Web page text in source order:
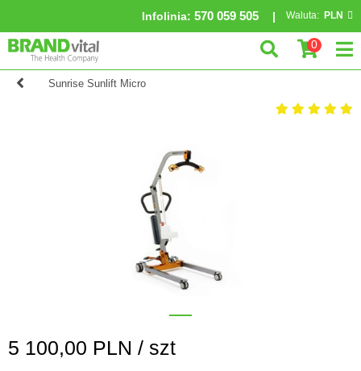
Infolinia: 570 059 505 Waluta: PLN
0
Sunrise Sunlift Micro
5 100,00 PLN / szt